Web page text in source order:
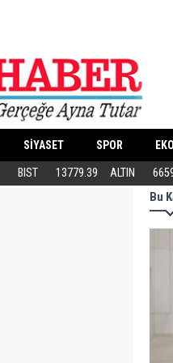
SİYASET SPOR
Butik İşletmeler E-Ticarete Başlarken
BIST 13779.39 ALTIN
Bu